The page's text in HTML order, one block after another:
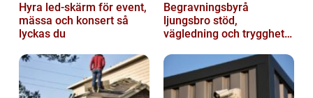
Hyra led-skärm för event,
mässa och konsert så
lyckas du
Begravningsbyrå
ljungsbro stöd,
vägledning och trygghet